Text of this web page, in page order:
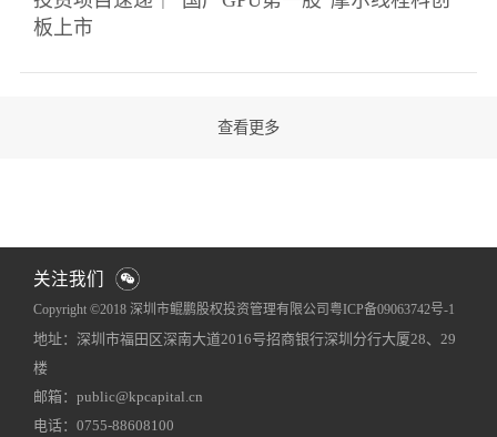
板上市
关注我们
Copyright ©2018 深圳市鲲鹏股权投资管理有限公司 粤ICP备09063742号-1
网站地图犀牛云提供企业云服务
地址：深圳市福田区深南大道2016号招商银行深圳分行大厦28、29
楼
邮箱：public@kpcapital.cn
电话：0755-88608100